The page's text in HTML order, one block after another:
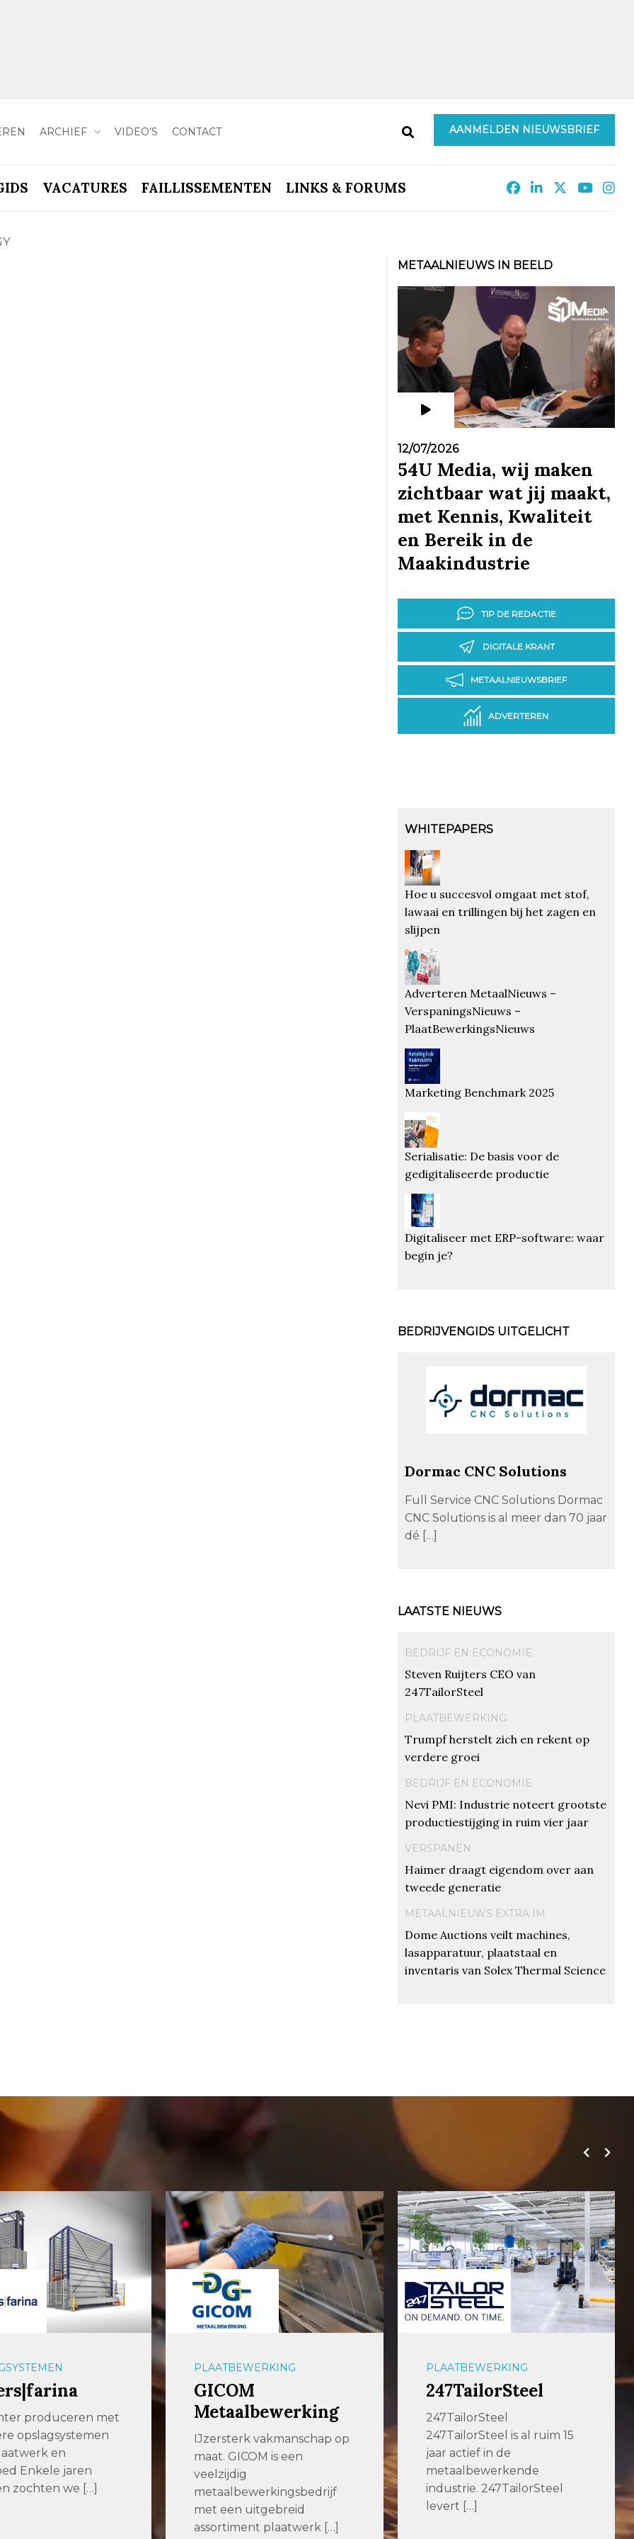
ARCHIEF VIDEO’S CONTACT AANMELDEN NIEUWSBRIEF
VACATURES FAILLISSEMENTEN LINKS & FORUMS
METAALNIEUWS IN BEELD
12/07/2026
54U Media, wij maken
zichtbaar wat jij maakt,
met Kennis, Kwaliteit
en Bereik in de
Maakindustrie
TIP DE REDACTIE
DIGITALE KRANT
METAALNIEUWSBRIEF
ADVERTEREN
WHITEPAPERS
Hoe u succesvol omgaat met stof,
lawaai en trillingen bij het zagen en
slijpen
Adverteren MetaalNieuws –
VerspaningsNieuws –
PlaatBewerkingsNieuws
Marketing Benchmark 2025
Serialisatie: De basis voor de
gedigitaliseerde productie
Digitaliseer met ERP-software: waar
begin je?
BEDRIJVENGIDS UITGELICHT
Dormac CNC Solutions
Full Service CNC Solutions Dormac
CNC Solutions is al meer dan 70 jaar
dé […]
LAATSTE NIEUWS
BEDRIJF EN ECONOMIE
Steven Ruijters CEO van
247TailorSteel
PLAATBEWERKING
Trumpf herstelt zich en rekent op
verdere groei
BEDRIJF EN ECONOMIE
Nevi PMI: Industrie noteert grootste
productiestijging in ruim vier jaar
VERSPANEN
Haimer draagt eigendom over aan
tweede generatie
METAALNIEUWS EXTRA IM
Dome Auctions veilt machines,
lasapparatuur, plaatstaal en
inventaris van Solex Thermal Science
vakmanschap op
is een
PLAATBEWERKING
247TailorSteel
247TailorSteel
247TailorSteel is al ruim 15
jaar actief in de
metaalbewerkende
industrie. 247TailorSteel
levert […]
VERSPANEN
Dormac CNC
Solutions
Full Service CNC Solutions
Dormac CNC Solutions is al
meer dan 70 jaar dé […]